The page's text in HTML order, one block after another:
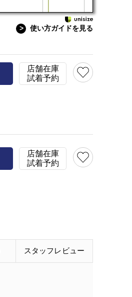
> 使い方ガイドを見る
店舗在庫
試着予約
店舗在庫
試着予約
スタッフ レビュー